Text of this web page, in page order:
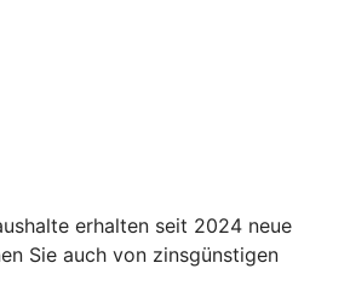
erhalten seit 2024 neue
Sie auch von zinsgünstigen